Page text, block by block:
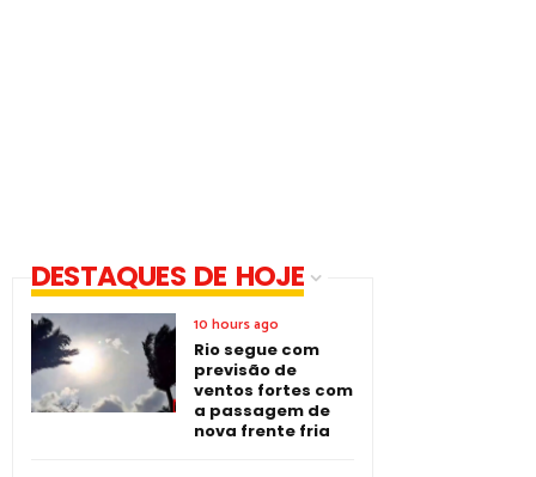
DESTAQUES DE HOJE
10 hours ago
Rio segue com
previsão de
ventos fortes com
a passagem de
nova frente fria